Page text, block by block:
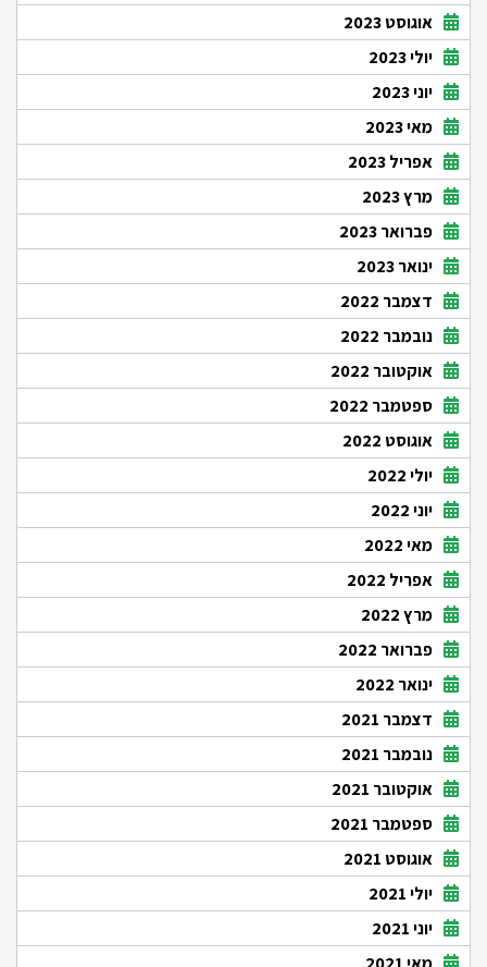
אוגוסט 2023
יולי 2023
יוני 2023
מאי 2023
אפריל 2023
מרץ 2023
פברואר 2023
ינואר 2023
דצמבר 2022
נובמבר 2022
אוקטובר 2022
ספטמבר 2022
אוגוסט 2022
יולי 2022
יוני 2022
מאי 2022
אפריל 2022
מרץ 2022
פברואר 2022
ינואר 2022
דצמבר 2021
נובמבר 2021
אוקטובר 2021
ספטמבר 2021
אוגוסט 2021
יולי 2021
יוני 2021